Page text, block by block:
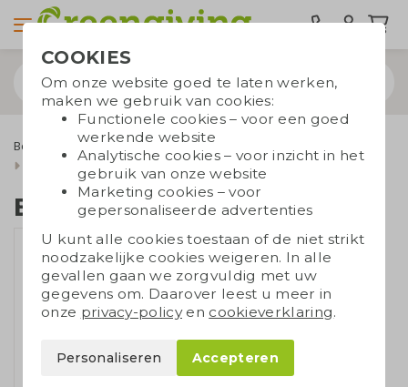
Bespaarproducten
Overige bespaarproducten
E27 LED lamp in doosje
E27 LED lamp in doosje
COOKIES
Om onze website goed te laten werken,
maken we gebruik van cookies:
Functionele cookies – voor een goed
werkende website
Analytische cookies – voor inzicht in het
gebruik van onze website
Marketing cookies – voor
gepersonaliseerde advertenties
U kunt alle cookies toestaan of de niet strikt
noodzakelijke cookies weigeren. In alle
gevallen gaan we zorgvuldig met uw
gegevens om. Daarover leest u meer in
onze privacy-policyen cookieverklaring.
Personaliseren Accepteren